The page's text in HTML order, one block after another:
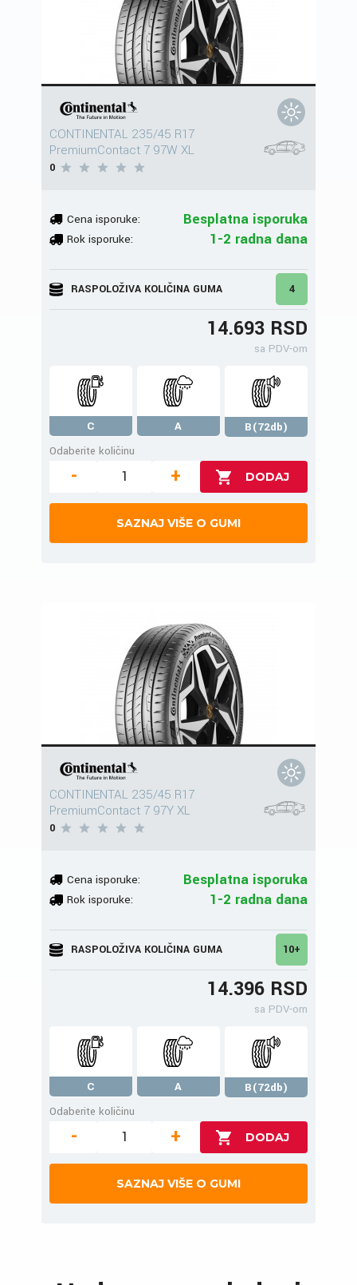
CONTINENTAL 235/45 R17
PremiumContact 7 97W XL
0
Cena isporuke: Besplatna isporuka
Rok isporuke: 1-2 radna dana
RASPOLOŽIVA KOLIČINA GUMA 4
14.693 RSD
sa PDV-om
C A
B(72db)
Odaberite količinu
- +
SAZNAJ VIŠE O GUMI
CONTINENTAL 235/45 R17
PremiumContact 7 97Y XL
0
Cena isporuke: Besplatna isporuka
Rok isporuke: 1-2 radna dana
RASPOLOŽIVA KOLIČINA GUMA 10+
14.396 RSD
sa PDV-om
C A
B(72db)
Odaberite količinu
- +
SAZNAJ VIŠE O GUMI